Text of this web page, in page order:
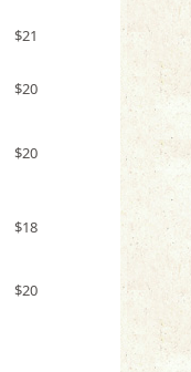
$21
$20
$20
$18
$20